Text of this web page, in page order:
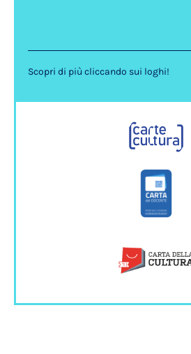
Scopri di più cliccando sui loghi!